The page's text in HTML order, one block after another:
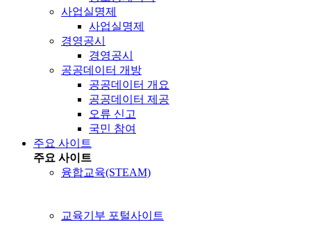
사업실명제
사업실명제
경영공시
경영공시
공공데이터 개방
공공데이터 개요
공공데이터 제공
오류 신고
국민 참여
주요 사이트
주요 사이트
융합교육(STEAM)
교육기부 포털사이트